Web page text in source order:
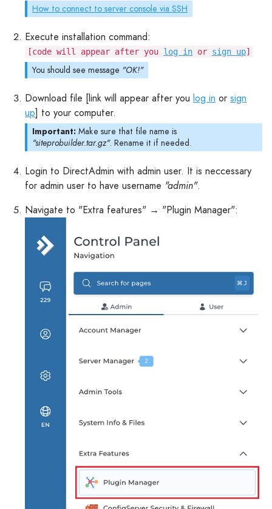
How to connect to server console via SSH
Execute installation command:
[code will appear after you log in or sign up]
You should see message "OK!"
Download file [link will appear after you log in or sign
up] to your computer.
Important: Make sure that file name is
"siteprobuilder.tar.gz". Rename it if needed.
Login to DirectAdmin with admin user. It is neccessary
for admin user to have username "admin".
Navigate to "Extra features" → "Plugin Manager":